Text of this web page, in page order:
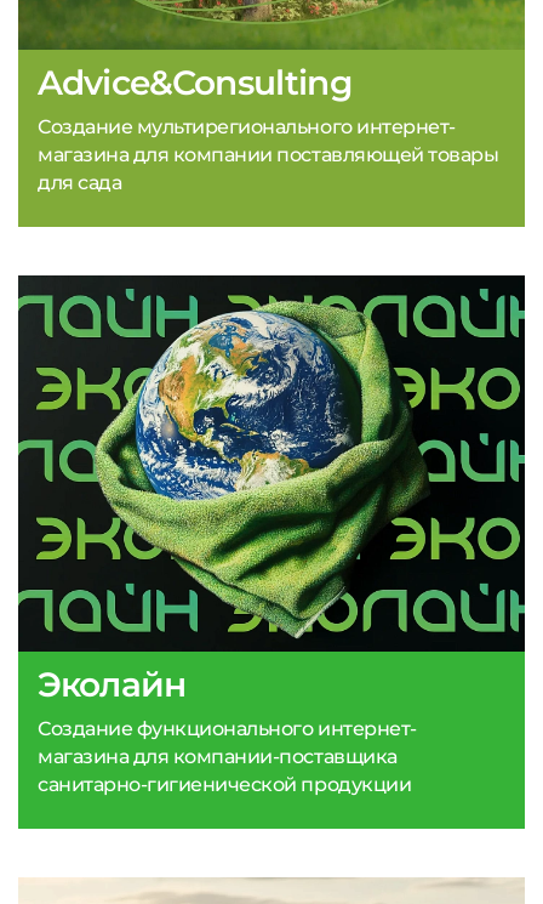
Эколайн
Создание функционального интернет-
магазина для компании-поставщика
санитарно-гигиенической продукции
Advice&Consulting
Создание мультирегионального интернет-
магазина для компании поставляющей товары
для сада